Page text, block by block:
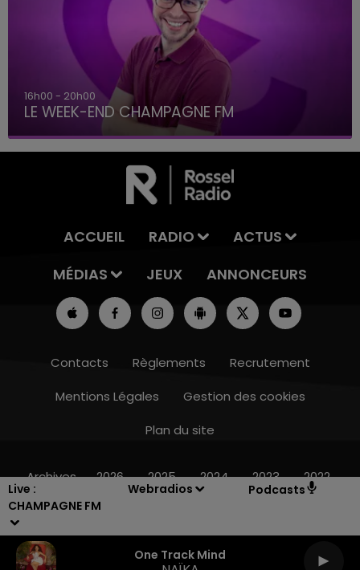
Live :
CHAMPAGNE FM
Webradios Podcasts
One Track Mind
7h00 - 12h00
16h00 - 20h00
LE WEEK-END CHAMPAGNE FM
ACCUEIL RADIO
ACTUS
MÉDIAS
JEUX ANNONCEURS
Contacts Règlements
Recrutement
Mentions Légales
Gestion des cookies
Plan du site
Archives 2026 2025 2024 2023 2022